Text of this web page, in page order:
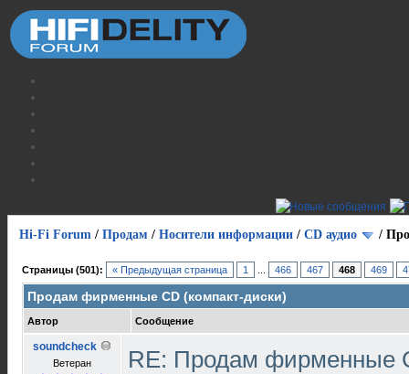
Hi-Fi Forum / Продам / Носители информации / СD аудио /
Страницы (501): « Предыдущая страница 1 466 467 468 469
Продам фирменные CD (компакт-диски)
Автор Сообщение
soundcheck
Ветеран
RE: Продам фирменные